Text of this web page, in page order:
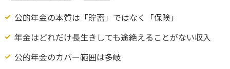
公的年金の本質は「貯蓄」ではなく「保険」
年金はどれだけ長生きしても途絶えることがない収入
公的年金のカバー範囲は多岐